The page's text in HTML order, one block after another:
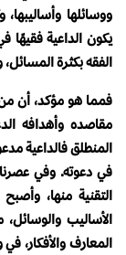
ووسائلها
يكون الداعية فقيهًا
الفقه بكثرة
فمما هو مؤكد، أن
مقاصده وأهدافه
المنطلق فالداعية
في دعوته. وفي
التقنية منها،
الأساليب
المعارف والأفكار،